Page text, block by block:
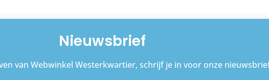
Nieuwsbrief
van Webwinkel Westerkwartier, schrijf je in voor onze